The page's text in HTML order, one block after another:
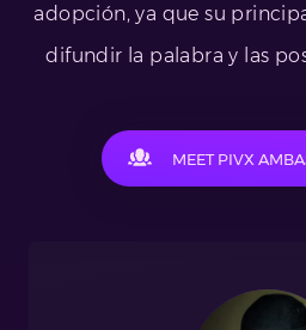
adopción, ya que su
difundir la palabra y las
MEET PIVX